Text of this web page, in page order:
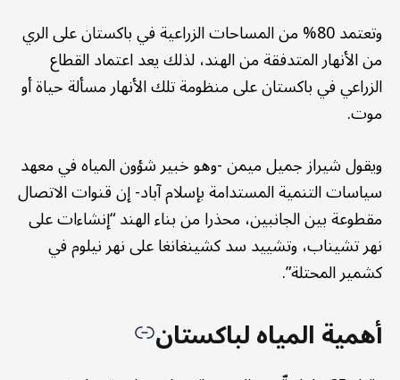
وتعتمد 80% من المساحات الزراعية في باكستان على الري
من الأنهار المتدفقة من الهند، لذلك يعد اعتماد القطاع
الزراعي في باكستان على منظومة تلك الأنهار مسألة حياة أو
موت.
ويقول شيراز جميل ميمن -وهو خبير شؤون المياه في معهد
سياسات التنمية المستدامة بإسلام آباد- إن قنوات الاتصال
مقطوعة بين الجانبين، محذرا من بناء الهند “إنشاءات على
نهر تشيناب، وتشييد سد كشينغانغا على نهر نيلوم في
كشمير المحتلة”.
أهمية المياه لباكستان